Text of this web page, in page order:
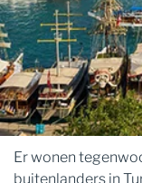
Er wonen
buitenlanders in